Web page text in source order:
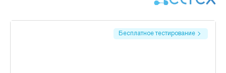
Бесплатное тестирование